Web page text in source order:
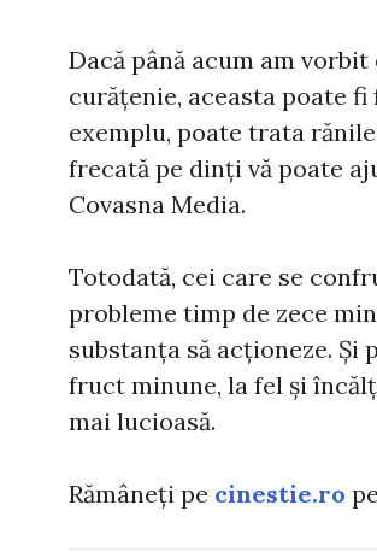
Dacă până acum am
curățenie, aceasta poate
exemplu, poate trata
frecată pe dinți vă poate
Covasna Media.
Totodată, cei care se
probleme timp de zece
substanța să acționeze.
fruct minune, la fel și
mai lucioasă.
Rămâneți pe cinestie.ro